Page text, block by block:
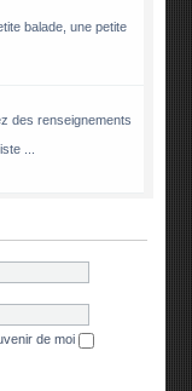
balade, une petite
des renseignements
...
de moi